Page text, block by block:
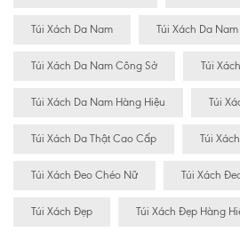
Túi Xách Da Nam Túi Xách Da
Túi Xách Da Nam Công Sở Túi
Túi Xách Da Nam Hàng Hiệu Túi
Túi Xách Da Thật Cao Cấp Túi
Túi Xách Đeo Chéo Nữ Túi Xách
Túi Xách Đẹp Túi Xách Đẹp Hàng